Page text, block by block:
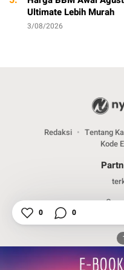
Ultimate Lebih Murah
3/08/2026
Redaksi Tentang
Kode
0 0